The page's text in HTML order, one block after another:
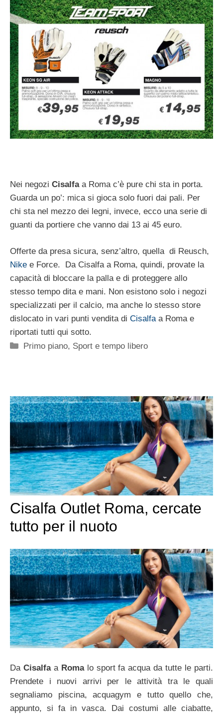
Nei negozi Cisalfaa Roma c’è pure chi sta in porta.
Guarda un po’: mica si gioca solo fuori dai pali. Per
chi sta nel mezzo dei legni, invece, ecco una serie di
guanti da portiere che vanno dai 13 ai 45 euro.
Offerte da presa sicura, senz’altro, quella di Reusch,
Nike e Force. Da Cisalfa a Roma, quindi, provate la
capacità di bloccare la palla e di proteggere allo
stesso tempo dita e mani. Non esistono solo i negozi
specializzati per il calcio, ma anche lo stesso store
dislocato in vari punti vendita di Cisalfaa Roma e
riportati tutti qui sotto.
Categorie
Primo piano, Sport e tempo libero
Cisalfa Outlet Roma, cercate
tutto per il nuoto
Da Cisalfaa Romalo sport fa acqua da tutte le parti.
Prendete i nuovi arrivi per le attività tra le quali
segnaliamo piscina, acquagym e tutto quello che,
appunto, si fa in vasca. Dai costumi alle ciabatte,